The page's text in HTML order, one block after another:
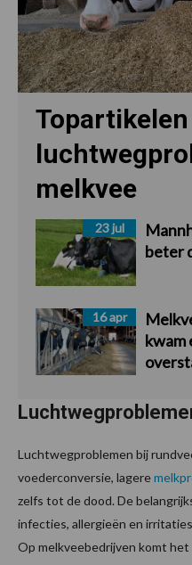
melkvee
23 jul
beter
16 apr
kwam
Luchtwegproblemen bij
voederconversie, lagere
zelfs tot de dood. De
infecties, allergieën en
Op melkveebedrijven komt het